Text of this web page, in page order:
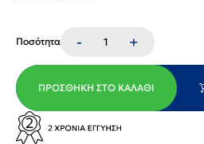
Ποσότητα - +
ΠΡΟΣΘΉΚΗ ΣΤΟ ΚΑΛΆΘΙ